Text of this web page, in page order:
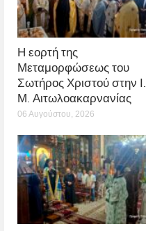
Η εορτή της
Μεταμορφώσεως του
Σωτήρος Χριστού στην Ι.
Μ. Αιτωλοακαρνανίας
06 Αυγούστου, 2026